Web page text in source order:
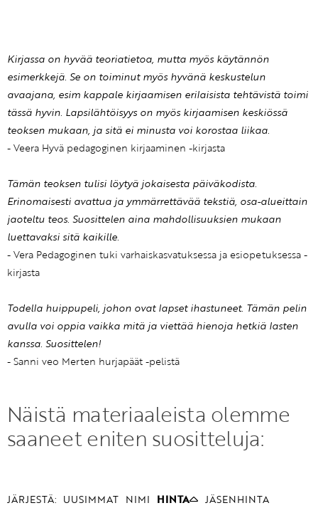
Kirjassa on hyvää teoriatietoa, mutta myös käytännön
esimerkkejä. Se on toiminut myös hyvänä keskustelun
avaajana, esim kappale kirjaamisen erilaisista tehtävistä toimi
tässä hyvin. Lapsilähtöisyys on myös kirjaamisen keskiössä
teoksen mukaan, ja sitä ei minusta voi korostaa liikaa.
- Veera Hyvä pedagoginen kirjaaminen -kirjasta
Tämän teoksen tulisi löytyä jokaisesta päiväkodista.
Erinomaisesti avattua ja ymmärrettävää tekstiä, osa-alueittain
jaoteltu teos. Suosittelen aina mahdollisuuksien mukaan
luettavaksi sitä kaikille.
- Vera Pedagoginen tuki varhaiskasvatuksessa ja esiopetuksessa -
kirjasta
Todella huippupeli, johon ovat lapset ihastuneet. Tämän pelin
avulla voi oppia vaikka mitä ja viettää hienoja hetkiä lasten
kanssa. Suosittelen!
- Sanni veo Merten hurjapäät -pelistä
Näistä materiaaleista olemme
saaneet eniten suositteluja:
JÄRJESTÄ: UUSIMMAT NIMI HINTA JÄSENHINTA